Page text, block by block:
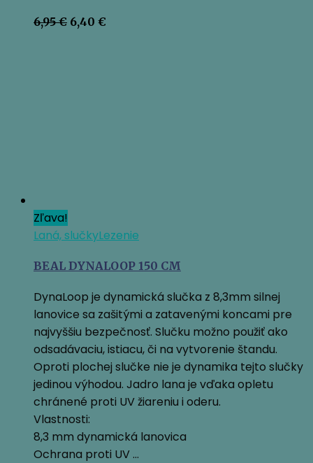
6,95€ Pôvodná
6,40 €
Zľava!
Laná, slučkyLezenie
BEAL DYNALOOP 150 CM
DynaLoop je dynamická slučka z 8,3mm silnej
lanovice sa zašitými a zatavenými koncami pre
najvyššiu bezpečnosť. Slučku možno použiť ako
odsadávaciu, istiacu, či na vytvorenie štandu.
Oproti plochej slučke nie je dynamika tejto slučky
jedinou výhodou. Jadro lana je vďaka opletu
chránené proti UV žiareniu i oderu.
Vlastnosti:
8,3 mm dynamická lanovica
Ochrana proti UV …